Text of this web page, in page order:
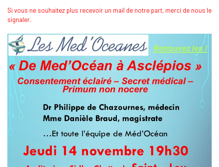
Si vous ne souhaitez plus recevoir un mail de notre part, merci de nous le
signaler.